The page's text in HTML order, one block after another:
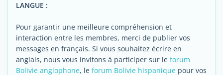
LANGUE :
Pour garantir une meilleure compréhension et
interaction entre les membres, merci de publier vos
messages en français. Si vous souhaitez écrire en
anglais, nous vous invitons à participer sur le forum
Bolivie anglophone, le forum Bolivie hispanique pour vos